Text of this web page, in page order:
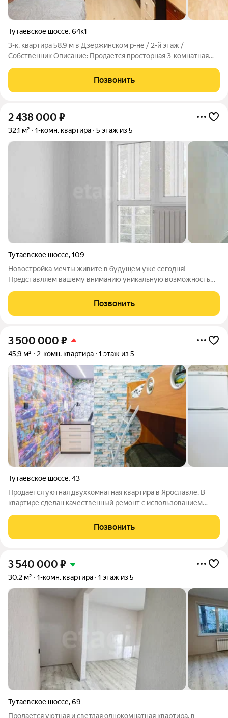
Тутаевское шоссе,64к1
3-к. квартира 58.9 м в Дзержинском р-не / 2-й этаж /
Собственник Описание: Продается просторная 3-комнатная
вариант для семьи: каждый ребенок получит отдельную
Позвонить
2 438 000 ₽
32,1 м² 1-комн. квартира 5 этаж из 5
Тутаевское шоссе,109
Новостройка мечты живите в будущем уже сегодня!
Представляем вашему вниманию уникальную возможность
которого запланирована на 2027 год! Стоимость за
НАЛИЧНЫЙ РАСЧЕТ. НО также можно оформить в
Позвонить
3 500 000 ₽
45,9 м² 2-комн. квартира 1 этаж из 5
Тутаевское шоссе,43
Продается уютная двухкомнатная квартира в Ярославле. В
квартире сделан качественный ремонт с использованием
основания до финишного покрытия. В коридоре и в ванной
комнате полы с подогревом, в
Позвонить
3 540 000 ₽
30,2 м² 1-комн. квартира 1 этаж из 5
Тутаевское шоссе,69
Продается уютная и светлая однокомнатная квартира, в